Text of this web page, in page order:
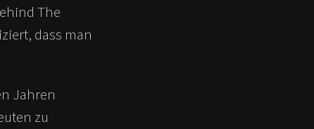
The
dass man
Jahren
zu